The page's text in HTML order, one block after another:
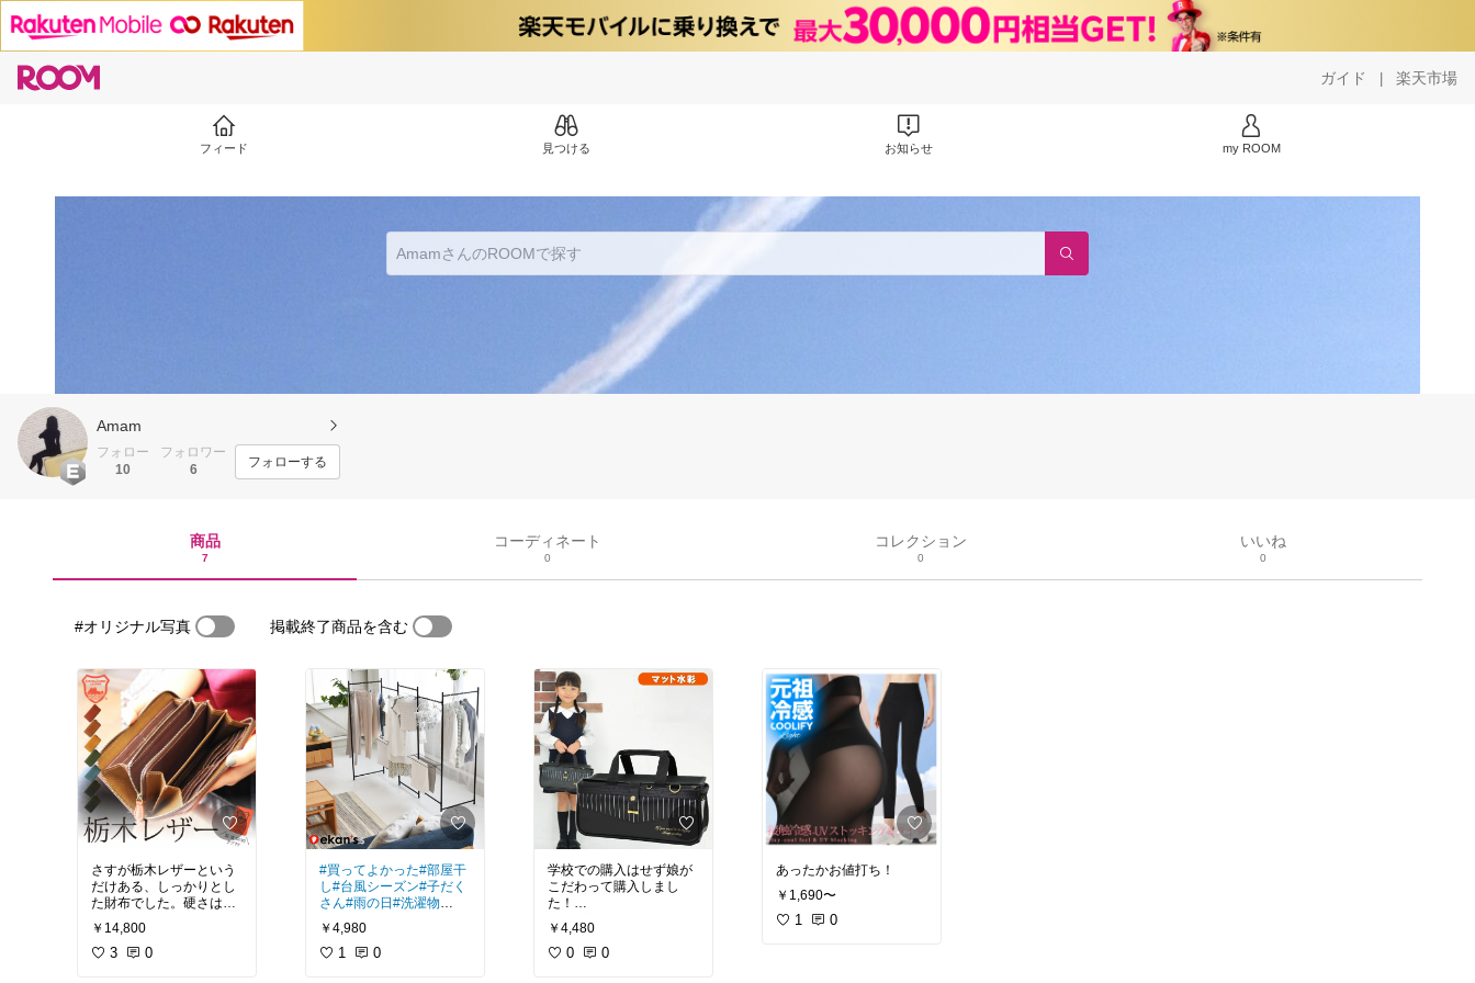
ガイド | 楽天市場
フィード 見つける お知らせ my ROOM
Amam
フォロー
10
フォロワー
6
フォローする
商品
7
コーディネート
0
コレクション
0
いいね
0
#オリジナル写真 掲載終了商品を含む
さすが栃木レザーという
だけある、しっかりとし
た財布でした。硬さはあ
りますが、使い込むうち
に手に馴染み使いやすさ
が増すのが楽しみです
￥14,800
3 0
#買ってよかった#部屋干
し#台風シーズン#子だく
さん#雨の日 #洗濯物
7月に引っ越し後、雨の
日の洗濯物干す場所に困
り果ててた我が家。賃貸
￥4,980
1 0
学校での購入はせず娘が
こだわって購入しまし
た！
シンプルで長く使えそう
です
￥4,480
0 0
あったかお値打ち！
￥1,690〜
1 0